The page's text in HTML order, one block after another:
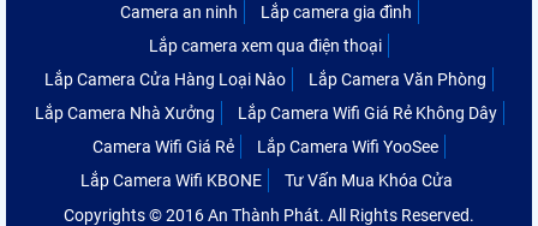
Camera an ninh
Lắp camera gia đình
Lắp camera xem qua điện thoại
Lắp Camera Cửa Hàng Loại Nào
Lắp Camera Văn Phòng
Lắp Camera Nhà Xưởng
Lắp Camera Wifi Giá Rẻ Không Dây
Camera Wifi Giá Rẻ
Lắp Camera Wifi YooSee
Lắp Camera Wifi KBONE
Tư Vấn Mua Khóa Cửa
Copyrights © 2016 An Thành Phát. All Rights Reserved.